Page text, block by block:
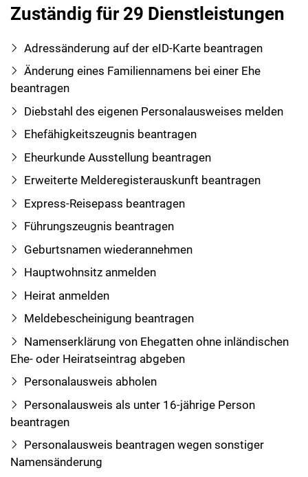
Zuständig für 29 Dienstleistungen
Adressänderung auf der eID-Karte beantragen
Änderung eines Familiennamens bei einer Ehe
beantragen
Diebstahl des eigenen Personalausweises melden
Ehefähigkeitszeugnis beantragen
Eheurkunde Ausstellung beantragen
Erweiterte Melderegisterauskunft beantragen
Express-Reisepass beantragen
Führungszeugnis beantragen
Geburtsnamen wiederannehmen
Hauptwohnsitz anmelden
Heirat anmelden
Meldebescheinigung beantragen
Namenserklärung von Ehegatten ohne inländischen
Ehe- oder Heiratseintrag abgeben
Personalausweis abholen
Personalausweis als unter 16-jährige Person
beantragen
Personalausweis beantragen wegen sonstiger
Namensänderung